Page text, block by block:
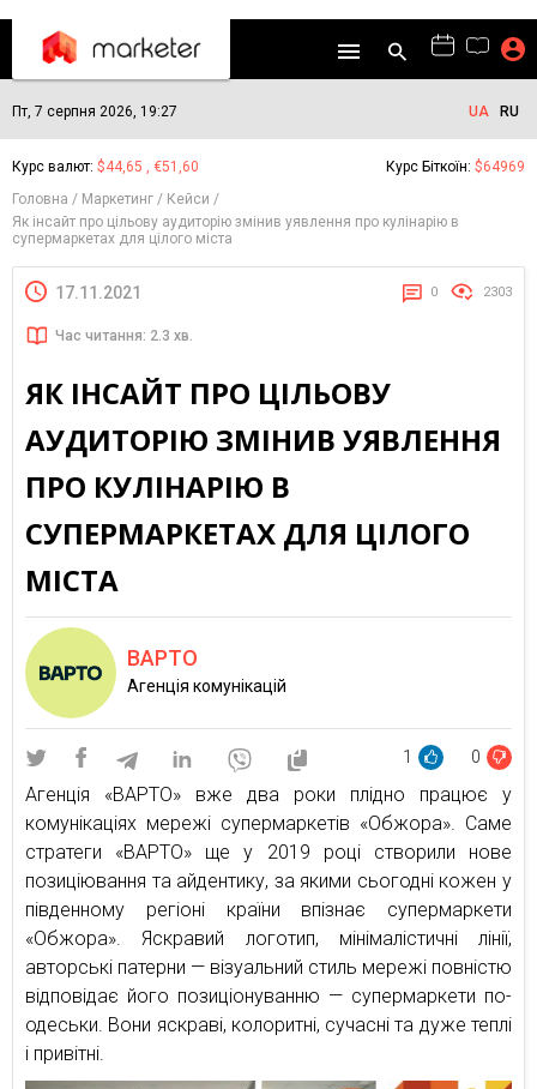
Пт, 7 серпня 2026, 19:27 UA RU
Курс валют: $44,65 , €51,60 Курс Біткоїн: $64969
Головна
Маркетинг
Кейси
Як інсайт про цільову аудиторію змінив уявлення про кулінарію в
супермаркетах для цілого міста
17.11.2021 0 2303
Час читання: 2.3 хв.
ЯК ІНСАЙТ ПРО ЦІЛЬОВУ
АУДИТОРІЮ ЗМІНИВ УЯВЛЕННЯ
ПРО КУЛІНАРІЮ В
СУПЕРМАРКЕТАХ ДЛЯ ЦІЛОГО
МІСТА
ВАРТО
Агенція комунікацій
1 0
Агенція «ВАРТО» вже два роки плідно працює у
комунікаціях мережі супермаркетів «Обжора». Саме
стратеги «ВАРТО» ще у 2019 році створили нове
позиціювання та айдентику, за якими сьогодні кожен у
південному регіоні країни впізнає супермаркети
«Обжора». Яскравий логотип, мінімалістичні лінії,
авторські патерни — візуальний стиль мережі повністю
відповідає його позиціонуванню — супермаркети по-
одеськи. Вони яскраві, колоритні, сучасні та дуже теплі
і привітні.